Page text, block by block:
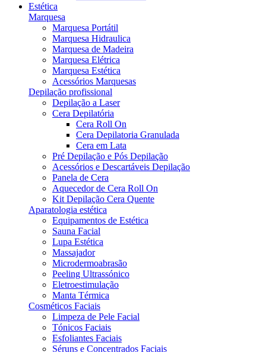
Estética
Marquesa
Marquesa Portátil
Marquesa Hidraulica
Marquesa de Madeira
Marquesa Elétrica
Marquesa Estética
Acessórios Marquesas
Depilação profissional
Depilação a Laser
Cera Depilatória
Cera Roll On
Cera Depilatoria Granulada
Cera em Lata
Pré Depilação e Pós Depilação
Acessórios e Descartáveis Depilação
Panela de Cera
Aquecedor de Cera Roll On
Kit Depilação Cera Quente
Aparatologia estética
Equipamentos de Estética
Sauna Facial
Lupa Estética
Massajador
Microdermoabrasão
Peeling Ultrassónico
Eletroestimulação
Manta Térmica
Cosméticos Faciais
Limpeza de Pele Facial
Tónicos Faciais
Esfoliantes Faciais
Séruns e Concentrados Faciais